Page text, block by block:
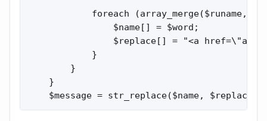
foreach (array_merge($runame,
                $name[] = $word;
$replace[] = "<a
            }
        }
    }
$message = str_replace($name, $replace,